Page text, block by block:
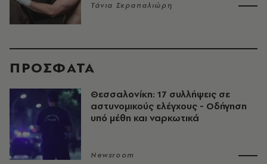
Τάνια Σκραπαλιώρη
ΠΡΟΣΦΑΤΑ
Θεσσαλονίκη: 17 συλλήψεις σε
αστυνομικούς ελέγχους - Οδήγηση
υπό μέθη και ναρκωτικά
Newsroom